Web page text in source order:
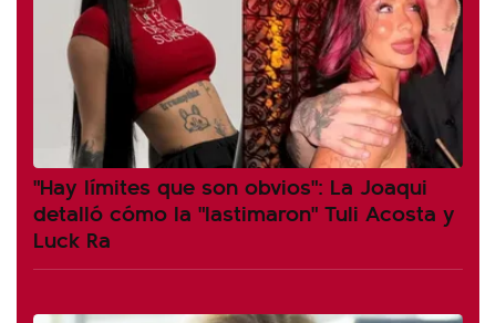
"Hay límites que son obvios": La Joaqui
detalló cómo la "lastimaron" Tuli Acosta y
Luck Ra